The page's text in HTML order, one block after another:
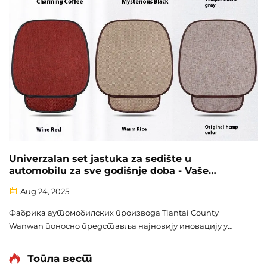
Univerzalan set jastuka za sedište u
automobilu za sve godišnje doba - Vaše
Aug 24, 2025
Фабрика аутомобилских производа Tiantai County
Wanwan поносно представља најновију иновацију у
комплет јастука за седишта за све годишње доба. Овај
трочлани комплет, тачно пројектован, представља
Топла вест